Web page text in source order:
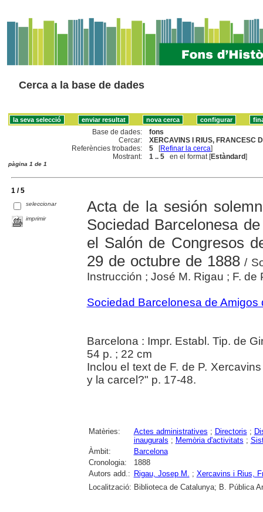
Cerca a la base de dades
Base de dades:
fons
Cercar:
XERCAVINS I RIUS, FRANCESC
Referències trobades:
5 [Refinar la cerca]
Mostrant:
1 .. 5 en el format [Estàndard]
pàgina 1 de 1
1 / 5
seleccionar
imprimir
Acta de la sesión
Sociedad Barcelonesa
el Salón de Congresos
29 de octubre de 1888/
Instrucción ; José M. Rigau ; F. de
Sociedad Barcelonesa de Amigos
Barcelona : Impr. Establ. Tip. de
54 p. ; 22 cm
Inclou el text de F. de P.
y la carcel?" p. 17-48.
Matèries: Actes administratives ; Directoris ;
inaugurals ; Memòria d'activitats ;
Àmbit:
Barcelona
Cronologia:
1888
Autors add.: Rigau, Josep M. ; Xercavins i Rius,
Localització: Biblioteca de Catalunya; B. Pública